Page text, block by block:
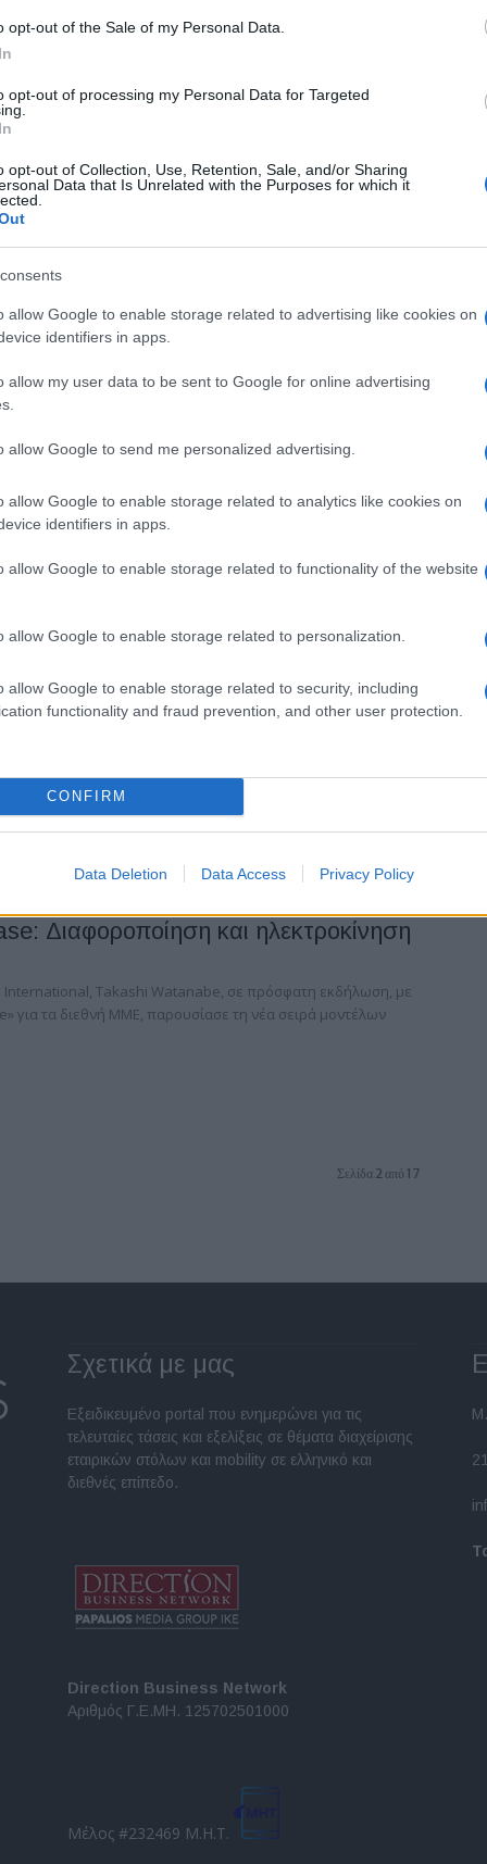
opt-out of the Sale of my Personal Data.
opt-out of processing my Personal Data for Targeted
opt-out of Collection, Use, Retention, Sale, and/or Sharing
Data that Is Unrelated with the Purposes for which it
allow Google to enable storage related to advertising like cookies on
identifiers in apps.
allow my user data to be sent to Google for online advertising
allow Google to send me personalized advertising.
allow Google to enable storage related to analytics like cookies on
identifiers in apps.
allow Google to enable storage related to functionality of the website
allow Google to enable storage related to personalization.
allow Google to enable storage related to security, including
functionality and fraud prevention, and other user protection.
CONFIRM
Data Deletion Data Access Privacy Policy
μονάδα...
τις VIP μεταφορές
να προσφέρει το απόλυτο ταξίδι πολυτελείας με το μοντέλο
υψηλού επιπέδου, που συνδέεται με τον κόσμο των...
Η Lexus Κηφισίας στους
Lexus Κηφισίας βραβεύεται ως Best retailer in Europe,
32% τις παγκόσμιες πωλήσεις της
Ιανουάριο μέχρι τον Δεκέμβριο του 2023, η...
σε μια δεύτερη σεζόν στο ATP
μια δεύτερη σεζόν στον εξόχως ανταγωνιστικό,
επιπέδου διεθνή αθλητικό στίβο ως Επίσημος
και Πλατινένιος Εταίρος...
Διαφοροποίηση και ηλεκτροκίνηση
International, Takashi Watanabe, σε πρόσφατη εκδήλωση, με
για τα διεθνή ΜΜΕ, παρουσίασε τη νέα σειρά μοντέλων
Σελίδα 2 από 17
Σχετικά με μας
Εξειδικευμένο portal που ενημερώνει για τις
τελευταίες τάσεις και εξελίξεις σε θέματα διαχείρισης
εταιρικών στόλων και mobility σε ελληνικό και
διεθνές επίπεδο.
Direction Business Network
Αριθμός Γ.Ε.ΜΗ. 125702501000
Μέλος #232469 Μ.Η.Τ.